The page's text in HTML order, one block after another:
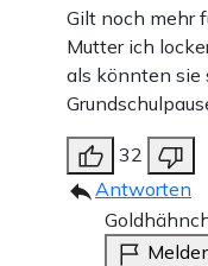
Gilt noch mehr
Mutter ich
als könnten sie
32
Antworten